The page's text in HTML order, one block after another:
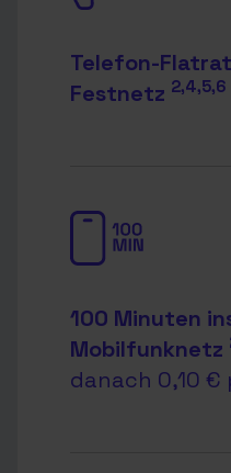
Telefon-
Festnetz 2,4,5,6
100 Minuten
Mobilfunknetz
danach 0,10 €